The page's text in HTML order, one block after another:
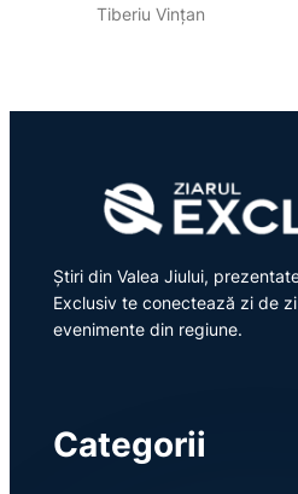
Tiberiu Vințan
Știri din Valea Jiului,
Exclusiv te conectează zi de
evenimente din regiune.
Categorii